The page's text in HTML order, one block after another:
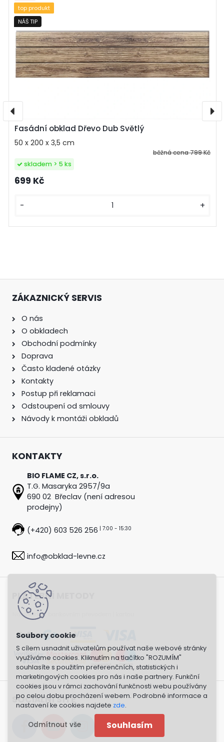
S cílem usnadnit uživatelům používat naše webové stránky
využíváme cookies. Kliknutím na tlačítko "ROZUMÍM"
souhlasíte s použitím preferenčních, statistických i
marketingových cookies pro nás i naše partnery. Funkční
cookies jsou v rámci zachování funkčnosti webu používány
po celou dobu procházení webem. Podrobné informace a
nastavení ke cookies najdete zde.
Odmítnout vše Souhlasím
Fasádní obklad Dřevo Dub Světlý
50 x 200 x 3,5 cm
běžná cena799 Kč
699 Kč
- +
skladem > 5 ks
top produkt
NÁŠ TIP
ZÁKAZNICKÝ SERVIS
O nás
O obkladech
Obchodní podmínky
Doprava
Často kladené otázky
Kontakty
Postup při reklamaci
Odstoupení od smlouvy
Návody k montáži obkladů
KONTAKTY
BIO FLAME CZ, s.r.o.
T.G. Masaryka 2957/9a
690 02 Břeclav (není adresou
prodejny)
(+420) 603 526 256 | 7:00 - 15:30
info@obklad-levne.cz
PLATEBNÍ METODY
SOCIÁLNÍ SÍTĚ